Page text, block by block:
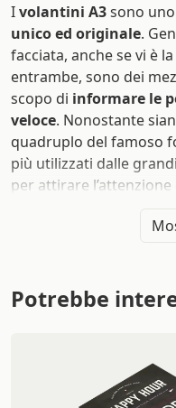
Ivolantini A3sono uno
unico ed originale.
facciata, anche se vi è
entrambe, sono dei
scopo di informare le
veloce. Nonostante
quadruplo del famoso
più utilizzati dalle
per attirare
pensati per
A differenza del
veicolare messaggi
studiate e ricercate,
ottenere i risultati
Potrebbe